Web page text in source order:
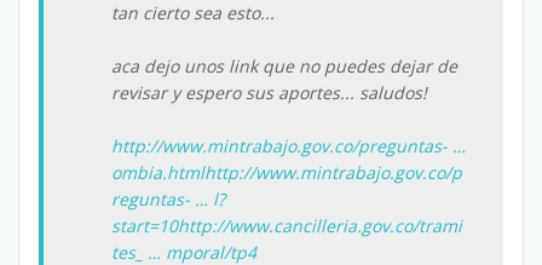
tan cierto sea esto...
aca dejo unos link que no puedes dejar de
revisar y espero sus aportes... saludos!
http://www.mintrabajo.gov.co/preguntas- …
ombia.htmlhttp://www.mintrabajo.gov.co/p
reguntas- … l?
start=10http://www.cancilleria.gov.co/trami
tes_ … mporal/tp4